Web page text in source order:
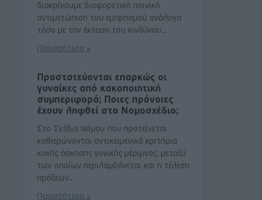
διακρίνουμε διαφορετική ποινική
αντιμετώπιση του εμπρησμού ανάλογα
τόσο με την έκταση του κινδύνου..
Περισσότερα »
Προστατεύονται επαρκώς οι
γυναίκες από κακοποιητική
συμπεριφορά; Ποιες πρόνοιες
έχουν ληφθεί στο Νομοσχέδιο;
Στο Σχέδιο Νόμου που προτείνεται
καθιερώνονται αντικειμενικά κριτήρια
κακής άσκησης γονικής μέριμνας, μεταξύ
των οποίων περιλαμβάνεται και η τέλεση
πράξεων..
Περισσότερα »